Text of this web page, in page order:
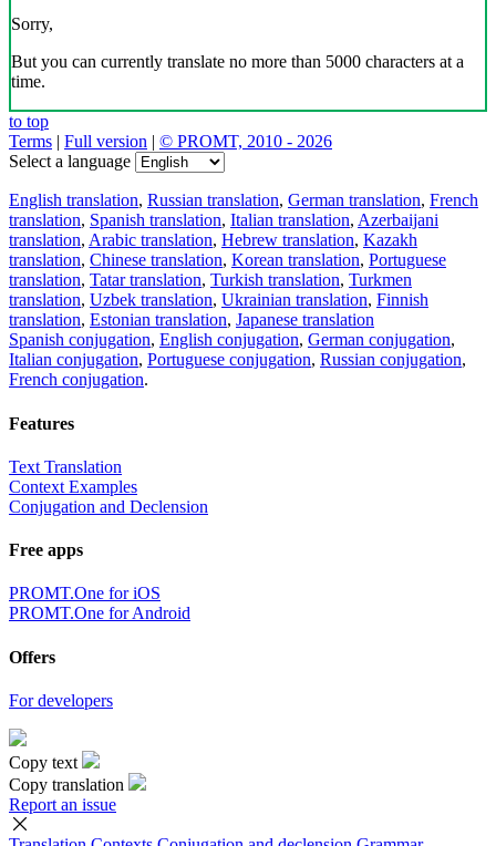
Sorry,
But you can currently translate no more than 5000 characters at a
time.
to top
Terms | Full version | © PROMT, 2010 - 2026
Select a language
English translation, Russian translation, German translation, French
translation, Spanish translation, Italian translation, Azerbaijani
translation, Arabic translation, Hebrew translation, Kazakh
translation, Chinese translation, Korean translation, Portuguese
translation, Tatar translation, Turkish translation, Turkmen
translation, Uzbek translation, Ukrainian translation, Finnish
translation, Estonian translation, Japanese translation
Spanish conjugation, English conjugation, German conjugation,
Italian conjugation, Portuguese conjugation, Russian conjugation,
French conjugation.
Features
Text Translation
Context Examples
Conjugation and Declension
Free apps
PROMT.One for iOS
PROMT.One for Android
Offers
For developers
Copy text
Copy translation
Report an issue